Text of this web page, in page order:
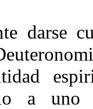
darse
a uno